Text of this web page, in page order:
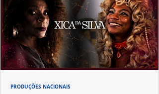
PRODUÇÕES NACIONAIS